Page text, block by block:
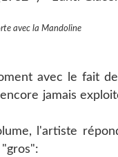
avec la Mandoline
avec le fait de
jamais
l'artiste